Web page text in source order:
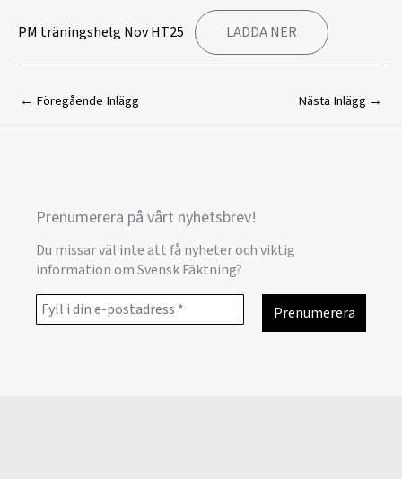
PM träningshelg Nov HT25 LADDA NER
← Föregående Inlägg Nästa Inlägg →
Prenumerera på vårt nyhetsbrev!
Du missar väl inte att få nyheter och viktig
information om Svensk Fäktning?